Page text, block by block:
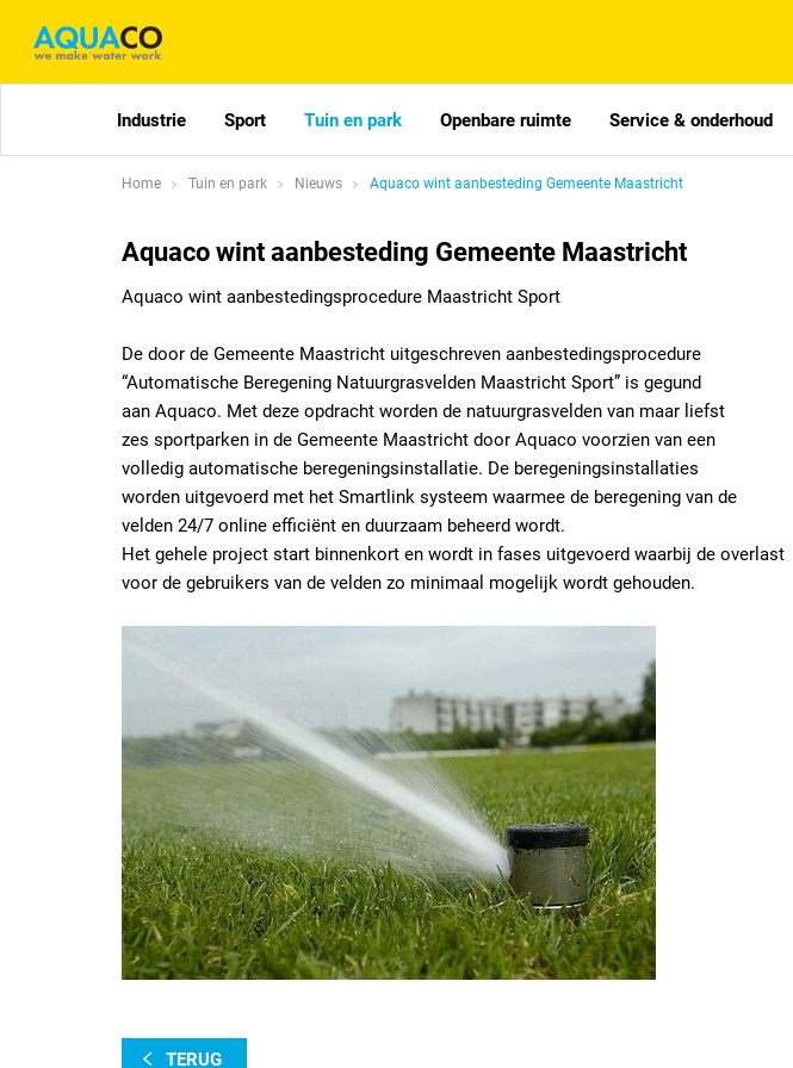
Industrie Sport Tuin en park Openbare ruimte Service & onderhoud
Home Tuin en park Nieuws Aquaco wint aanbesteding Gemeente Maastricht
Aquaco wint aanbesteding Gemeente Maastricht
Aquaco wint aanbestedingsprocedure Maastricht Sport
De door de Gemeente Maastricht uitgeschreven aanbestedingsprocedure
“Automatische Beregening Natuurgrasvelden Maastricht Sport” is gegund
aan Aquaco. Met deze opdracht worden de natuurgrasvelden van maar liefst
zes sportparken in de Gemeente Maastricht door Aquaco voorzien van een
volledig automatische beregeningsinstallatie. De beregeningsinstallaties
worden uitgevoerd met het Smartlink systeem waarmee de beregening van de
velden 24/7 online efficiënt en duurzaam beheerd wordt.
Het gehele project start binnenkort en wordt in fases uitgevoerd waarbij de overlast
voor de gebruikers van de velden zo minimaal mogelijk wordt gehouden.
TERUG